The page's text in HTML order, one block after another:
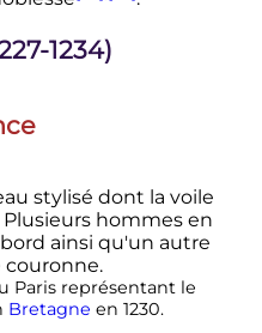
1234)
Paris représentant le
Bretagne en 1230.